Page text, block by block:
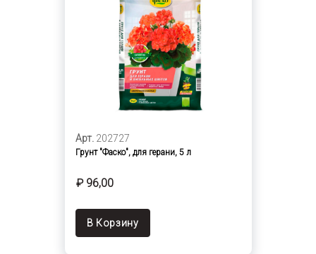
Арт. 202727
Грунт "Фаско", для герани, 5 л
₽ 96,00
В Корзину